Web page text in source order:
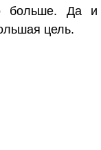
больше. Да и
цель.